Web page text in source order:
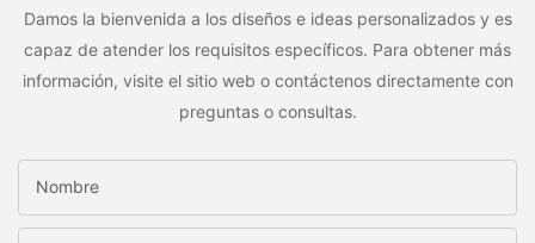
Damos la bienvenida a los diseños e ideas personalizados y es
capaz de atender los requisitos específicos. Para obtener más
información, visite el sitio web o contáctenos directamente con
preguntas o consultas.
Nombre